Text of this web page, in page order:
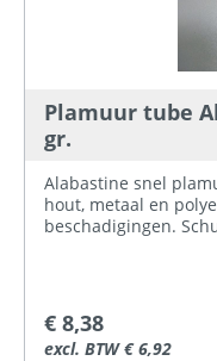
Plamuur tube
gr.
Alabastine snel
hout, metaal en
beschadigingen.
€ 8,38
excl. BTW € 6,92